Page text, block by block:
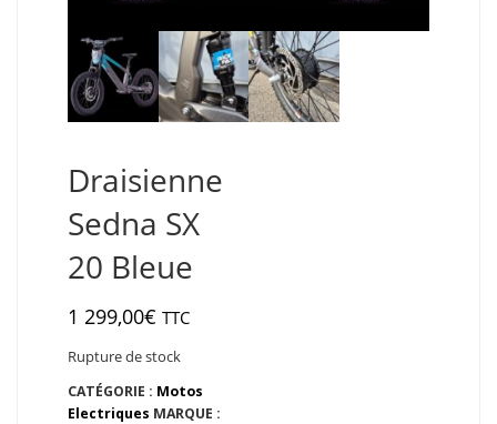
Draisienne
Sedna SX
20 Bleue
1 299,00€ TTC
Rupture de stock
CATÉGORIE : Motos
Electriques MARQUE :